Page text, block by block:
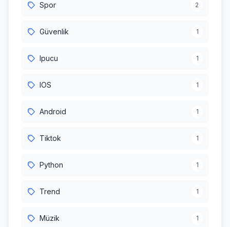
Spor 2
Güvenlik 1
Ipucu 1
IOS 1
Android 1
Tiktok 1
Python 1
Trend 1
Müzik 1